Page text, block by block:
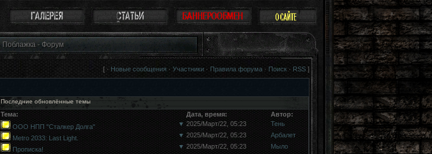
Поблажка - Форум
[ · Новые сообщения · Участники · Правила форума · Поиск · RSS ]
Последние обновлённые темы
Тема: Дата, время:
Автор:
ООО НПП "Сталкер Долга"
▼ 2025/Март/22, 05:23
Тень
Metro 2033: Last Light.
▼ 2025/Март/22, 05:23
Арбалет
Прописка!
▼ 2025/Март/22, 05:23
Мыло